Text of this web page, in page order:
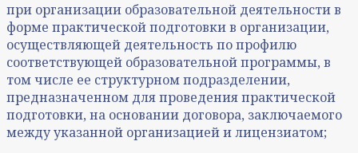
при организации образовательной деятельности в
форме практической подготовки в организации,
осуществляющей деятельность по профилю
соответствующей образовательной программы, в
том числе ее структурном подразделении,
предназначенном для проведения практической
подготовки, на основании договора, заключаемого
между указанной организацией и лицензиатом;